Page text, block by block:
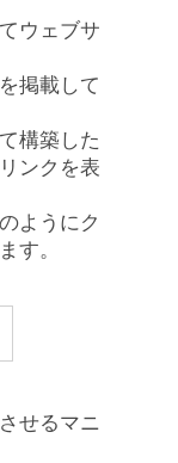
ウェブサ
掲載して
構築した
ンクを表
ようにク
す。
せるマニ